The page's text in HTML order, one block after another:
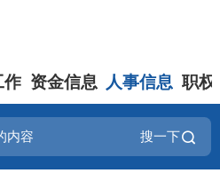
作 资金信息 人事信息 职权
搜一下